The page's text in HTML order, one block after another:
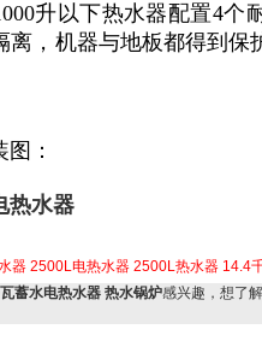
升以下热水器配置4个
离，机器与地板都得到保
：
热水器
器 2500L电热水器 2500L热水器 14.4
蓄水电热水器 热水锅炉感兴趣，想了